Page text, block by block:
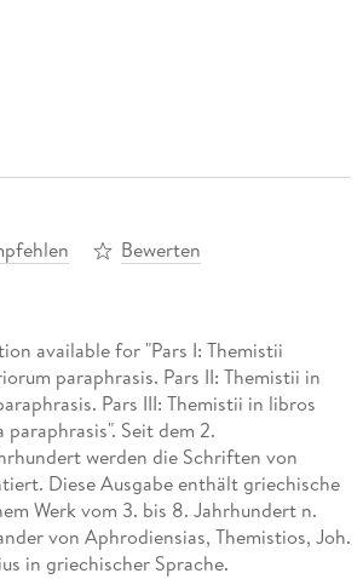
Bewerten
available for "Pars I: Themistii
paraphrasis. Pars II: Themistii in
Pars III: Themistii in libros
Seit dem 2.
werden die Schriften von
Diese Ausgabe enthält griechische
Werk vom 3. bis 8. Jahrhundert n.
von Aphrodiensias, Themistios, Joh.
in griechischer Sprache.